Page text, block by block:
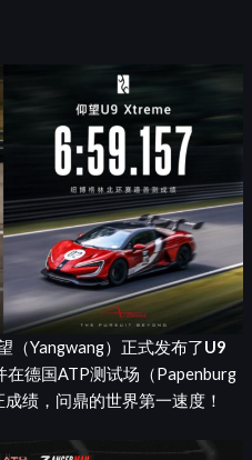
（Yangwang）正式发布了U9
在德国ATP测试场（Papenburg
绩，问鼎的世界第一速度！